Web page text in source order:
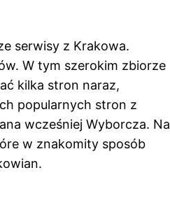
serwisy z Krakowa.
W tym szerokim zbiorze
kilka stron naraz,
popularnych stron z
wcześniej Wyborcza. Na
w znakomity sposób